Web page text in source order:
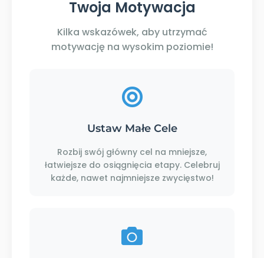
Twoja Motywacja
Kilka wskazówek, aby utrzymać
motywację na wysokim poziomie!
Ustaw Małe Cele
Rozbij swój główny cel na mniejsze,
łatwiejsze do osiągnięcia etapy. Celebruj
każde, nawet najmniejsze zwycięstwo!